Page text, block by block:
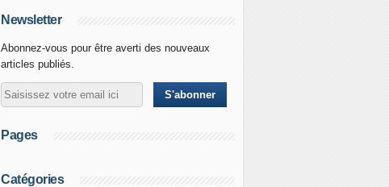
Newsletter
Abonnez-vous pour être averti des nouveaux
articles publiés.
Pages
Catégories